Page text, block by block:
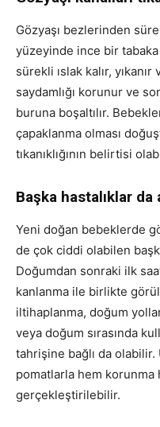
Gözyaşı bezlerinden
yüzeyinde ince bir
sürekli ıslak kalır,
saydamlığı korunur ve
buruna boşaltılır.
çapaklanma olması
tıkanıklığının belirtisi
Başka hastalıklar
Yeni doğan bebeklerde
de çok ciddi olabilen
Doğumdan sonraki ilk
kanlanma ile birlikte
iltihaplanma, doğum
veya doğum sırasında
tahrişine bağlı da
pomatlarla hem korunma
gerçekleştirilebilir.